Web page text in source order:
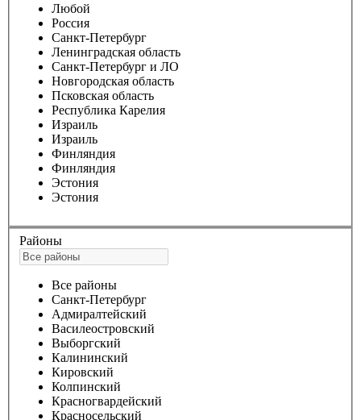
Любой
Россия
Санкт-Петербург
Ленинградская область
Санкт-Петербург и ЛО
Новгородская область
Псковская область
Республика Карелия
Израиль
Израиль
Финляндия
Финляндия
Эстония
Эстония
Районы
Все районы
Санкт-Петербург
Адмиралтейский
Василеостровский
Выборгский
Калининский
Кировский
Колпинский
Красногвардейский
Красносельский